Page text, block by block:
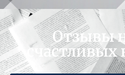
Отзывы
счастливых